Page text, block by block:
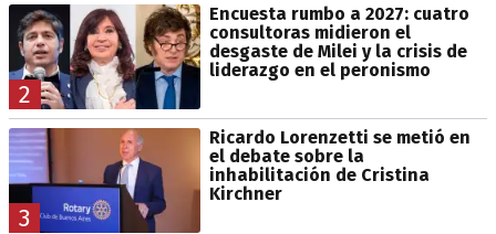
2
Encuesta rumbo a 2027: cuatro
consultoras midieron el
desgaste de Milei y la crisis de
liderazgo en el peronismo
3
Ricardo Lorenzetti se metió en
el debate sobre la
inhabilitación de Cristina
Kirchner